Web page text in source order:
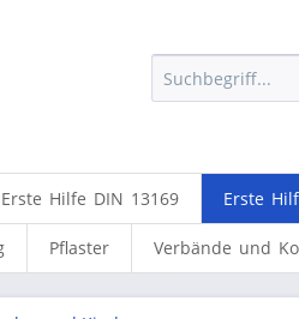
Erste Hilfe DIN 13169 Erste
Pflaster Verbände und